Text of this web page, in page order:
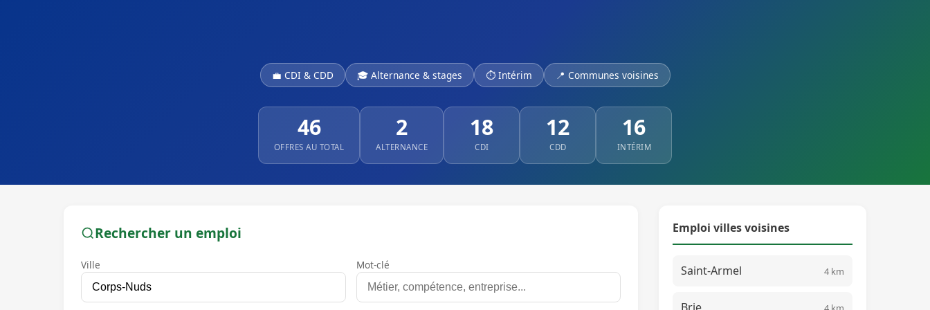
💼 CDI & CDD 🎓 Alternance & stages ⏱ Intérim 📍 Communes voisines
46
OFFRES AU TOTAL
2
ALTERNANCE
18
CDI
12
CDD
16
INTÉRIM
Rechercher un emploi
Ville Mot-clé
Emploi villes voisines
Saint-Armel 4 km